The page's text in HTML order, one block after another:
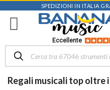
SPEDIZIONI IN ITALIA
Eccellente
Regali musicali top oltre
Filtra
i
risultati
Disponibile
in
Negozio